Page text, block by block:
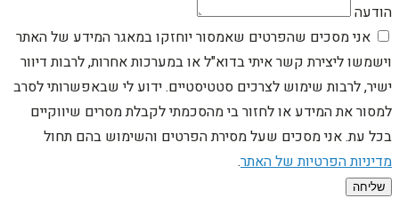
הודעה
אני מסכים שהפרטים שאמסור יוחזקו במאגר המידע של האתר
וישמשו ליצירת קשר איתי בדוא"ל או במערכות אחרות, לרבות דיוור
ישיר, לרבות שימוש לצרכים סטטיסטיים. ידוע לי שבאפשרותי לסרב
למסור את המידע או לחזור בי מהסכמתי לקבלת מסרים שיווקיים
בכל עת. אני מסכים שעל מסירת הפרטים והשימוש בהם תחול
מדיניות הפרטיות של האתר.
שליחה